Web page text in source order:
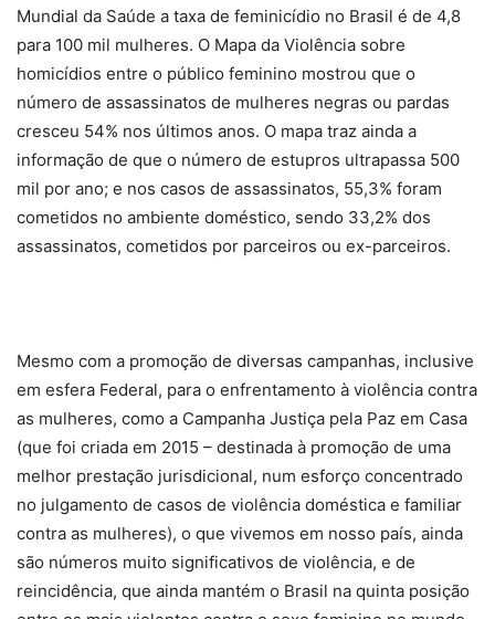
Mundial da Saúde a taxa de feminicídio no Brasil é de 4,8
para 100 mil mulheres. O Mapa da Violência sobre
homicídios entre o público feminino mostrou que o
número de assassinatos de mulheres negras ou pardas
cresceu 54% nos últimos anos. O mapa traz ainda a
informação de que o número de estupros ultrapassa 500
mil por ano; e nos casos de assassinatos, 55,3% foram
cometidos no ambiente doméstico, sendo 33,2% dos
assassinatos, cometidos por parceiros ou ex-parceiros.
Mesmo com a promoção de diversas campanhas, inclusive
em esfera Federal, para o enfrentamento à violência contra
as mulheres, como a Campanha Justiça pela Paz em Casa
(que foi criada em 2015 – destinada à promoção de uma
melhor prestação jurisdicional, num esforço concentrado
no julgamento de casos de violência doméstica e familiar
contra as mulheres), o que vivemos em nosso país, ainda
são números muito significativos de violência, e de
reincidência, que ainda mantém o Brasil na quinta posição